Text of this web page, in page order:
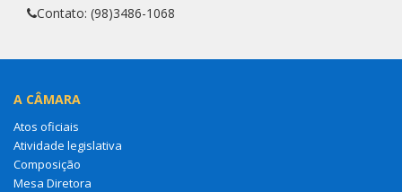
Contato: (98)3486-1068
A CÂMARA
Atos oficiais
Atividade legislativa
Composição
Mesa Diretora